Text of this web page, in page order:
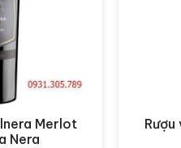
Merlot
Nera